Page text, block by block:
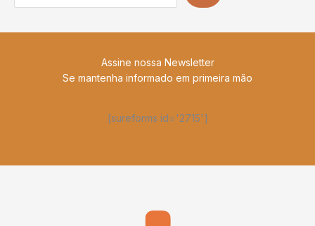
Assine nossa Newsletter
Se mantenha informado em primeira mão
[sureforms id='2715']